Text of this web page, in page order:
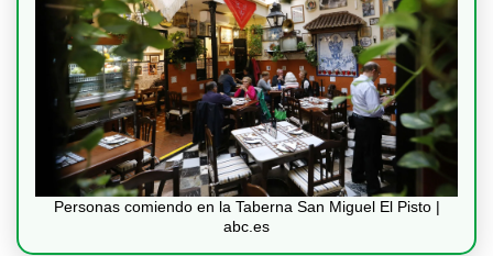
Personas comiendo en la Taberna San Miguel El Pisto |
abc.es